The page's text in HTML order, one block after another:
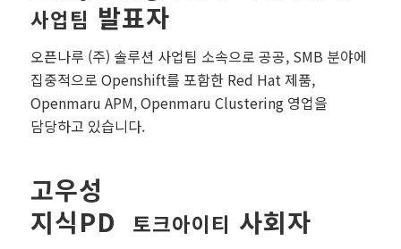
사업팀 발표자
오픈나루 (주) 솔루션 사업팀 소속으로 공공, SMB 분야에
집중적으로 Openshift를 포함한 Red Hat 제품,
Openmaru APM, Openmaru Clustering 영업을
담당하고 있습니다.
고우성
지식PD
토크아이티 사회자